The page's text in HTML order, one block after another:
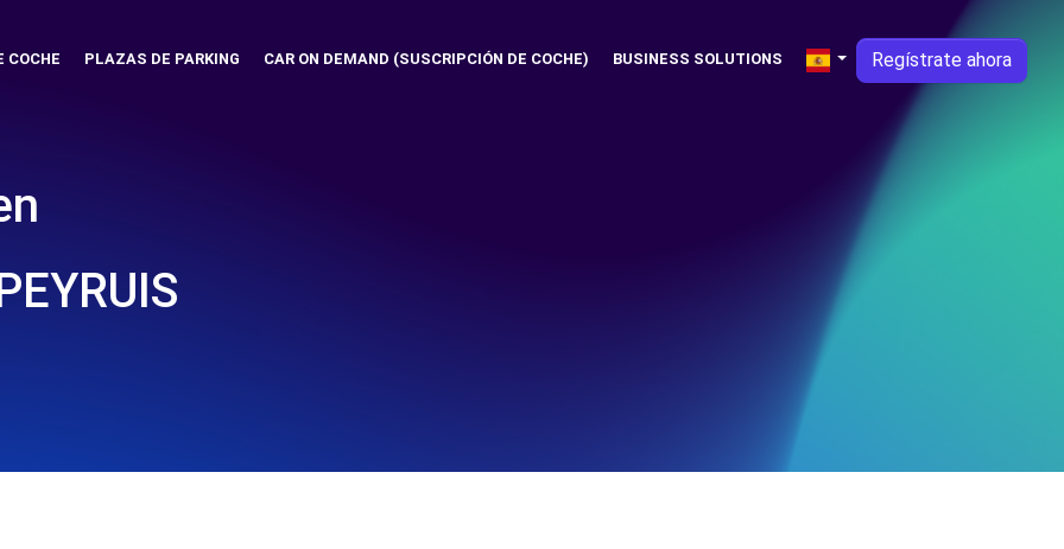
COCHE PLAZAS DE PARKING CAR ON DEMAND (SUSCRIPCIÓN DE COCHE) BUSINESS SOLUTIONS Regístrate ahora